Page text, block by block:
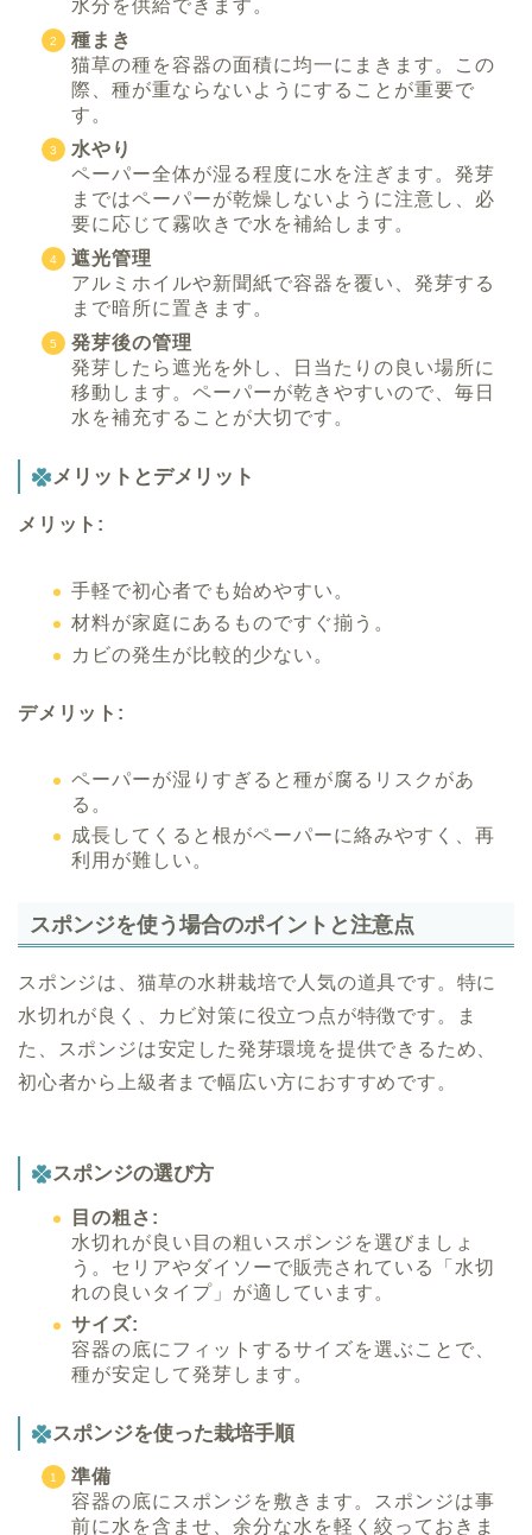
水分を供給できます。
種まき
猫草の種を容器の面積に均一にまきます。この
際、種が重ならないようにすることが重要で
す。
水やり
ペーパー全体が湿る程度に水を注ぎます。発芽
まではペーパーが乾燥しないように注意し、必
要に応じて霧吹きで水を補給します。
遮光管理
アルミホイルや新聞紙で容器を覆い、発芽する
まで暗所に置きます。
発芽後の管理
発芽したら遮光を外し、日当たりの良い場所に
移動します。ペーパーが乾きやすいので、毎日
水を補充することが大切です。
メリットとデメリット
メリット:
手軽で初心者でも始めやすい。
材料が家庭にあるものですぐ揃う。
カビの発生が比較的少ない。
デメリット:
ペーパーが湿りすぎると種が腐るリスクがあ
る。
成長してくると根がペーパーに絡みやすく、再
利用が難しい。
スポンジを使う場合のポイントと注意点
スポンジは、猫草の水耕栽培で人気の道具です。特に
水切れが良く、カビ対策に役立つ点が特徴です。ま
た、スポンジは安定した発芽環境を提供できるため、
初心者から上級者まで幅広い方におすすめです。
スポンジの選び方
目の粗さ:
水切れが良い目の粗いスポンジを選びましょ
う。セリアやダイソーで販売されている「水切
れの良いタイプ」が適しています。
サイズ:
容器の底にフィットするサイズを選ぶことで、
種が安定して発芽します。
スポンジを使った栽培手順
準備
容器の底にスポンジを敷きます。スポンジは事
前に水を含ませ、余分な水を軽く絞っておきま